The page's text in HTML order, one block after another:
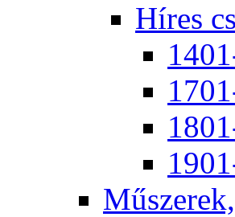
Hí­res